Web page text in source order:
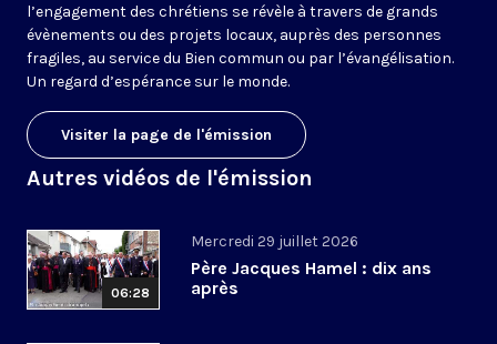
l’engagement des chrétiens se révèle à travers de grands
évènements ou des projets locaux, auprès des personnes
fragiles, au service du Bien commun ou par l’évangélisation.
Un regard d’espérance sur le monde.
Visiter la page de l'émission
Autres vidéos de l'émission
06:28
Mercredi 29 juillet 2026
Père Jacques Hamel : dix ans
après